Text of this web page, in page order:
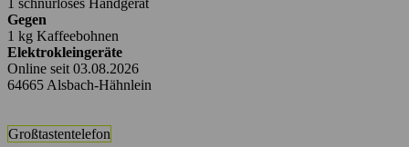
1 schnurloses Handgerät
Gegen
1 kg Kaffeebohnen
Elektrokleingeräte
Online seit 03.08.2026
64665 Alsbach-Hähnlein
Großtastentelefon